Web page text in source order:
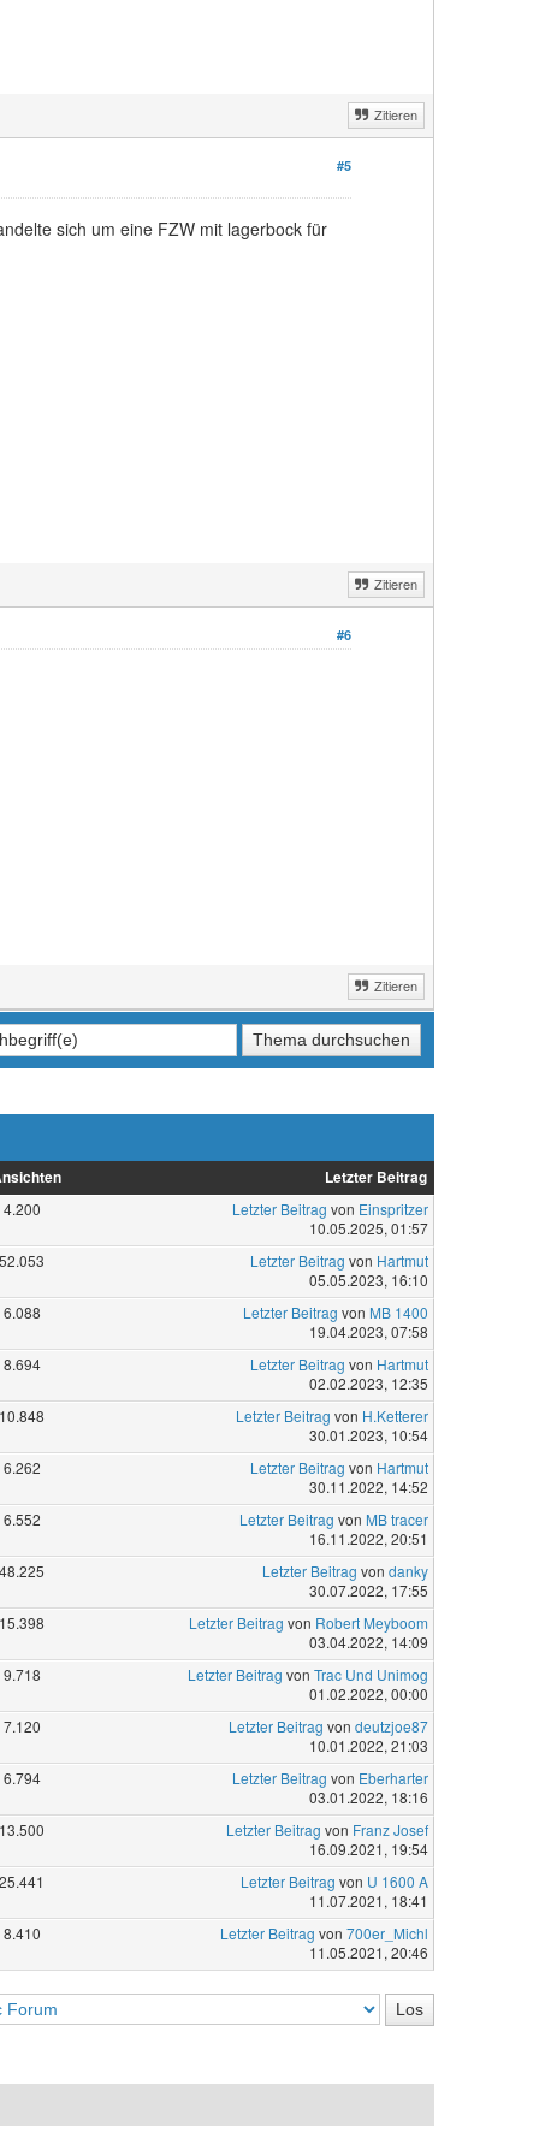
Zitieren
#5
sich um eine FZW mit lagerbock für
Zitieren
#6
Zitieren
Letzter Beitrag
4.200 Letzter Beitrag von Einspritzer
10.05.2025, 01:57
52.053 Letzter Beitrag von Hartmut
05.05.2023, 16:10
6.088 Letzter Beitrag von MB 1400
19.04.2023, 07:58
8.694 Letzter Beitrag von Hartmut
02.02.2023, 12:35
10.848 Letzter Beitrag von H.Ketterer
30.01.2023, 10:54
6.262 Letzter Beitrag von Hartmut
30.11.2022, 14:52
6.552 Letzter Beitrag von MB tracer
16.11.2022, 20:51
48.225 Letzter Beitrag von danky
30.07.2022, 17:55
15.398 Letzter Beitrag von Robert Meyboom
03.04.2022, 14:09
9.718 Letzter Beitrag von Trac Und Unimog
01.02.2022, 00:00
7.120 Letzter Beitrag von deutzjoe87
10.01.2022, 21:03
6.794 Letzter Beitrag von Eberharter
03.01.2022, 18:16
13.500 Letzter Beitrag von Franz Josef
16.09.2021, 19:54
25.441 Letzter Beitrag von U 1600 A
11.07.2021, 18:41
8.410 Letzter Beitrag von 700er_Michl
11.05.2021, 20:46